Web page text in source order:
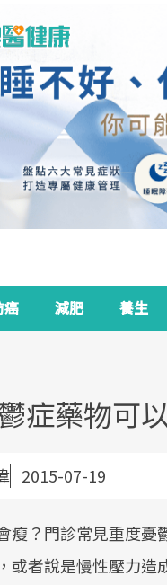
癌 減肥 養生
症藥物可
2015-07-19
瘦？門診常見重度
或者說是慢性壓力